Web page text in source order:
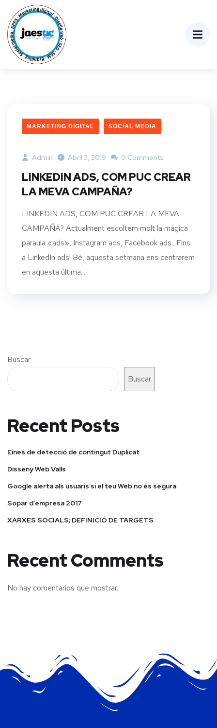
MARKETING DIGITAL SOCIAL MEDIA
Admin Abril 3, 2019 0 Comments
LINKEDIN ADS, COM PUC CREAR
LA MEVA CAMPAÑA?
LINKEDIN ADS, COM PUC CREAR LA MEVA
CAMPAÑA? Actualment escoltem molt la màgica
paraula «ads», Instagram ads, Facebook ads.. Fins
a LinkedIn ads! Bé, aquesta setmana ens centrarem
en aquesta última...
Buscar
Buscar
Recent Posts
Eines de detecció de contingut Duplicat
Disseny Web Valls
Google alerta als usuaris si el teu Web no és segura
Sopar d’empresa 2017
XARXES SOCIALS; DEFINICIÓ DE TARGETS
Recent Comments
No hay comentarios que mostrar.